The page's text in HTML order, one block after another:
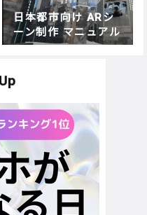
日本都市向け ARシ
ーン制作 マニュアル